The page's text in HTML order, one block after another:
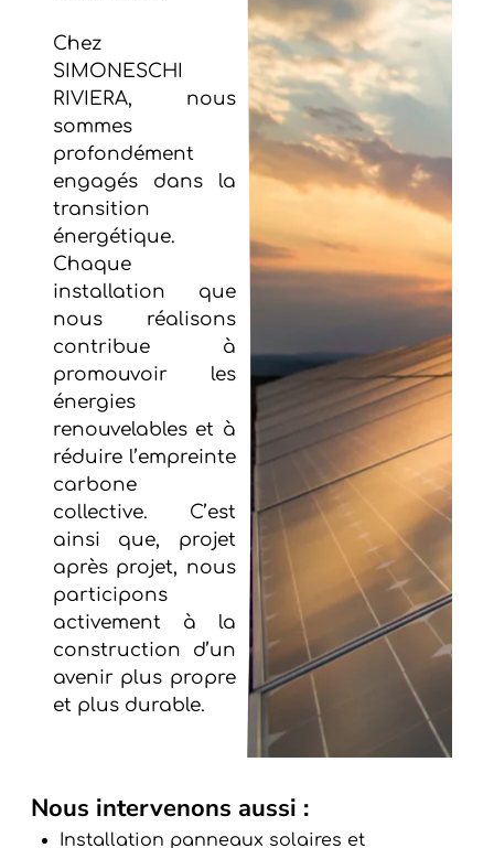
Chez
SIMONESCHI
RIVIERA, nous
sommes
profondément
engagés dans la
transition
énergétique.
Chaque
installation que
nous réalisons
contribue à
promouvoir les
énergies
renouvelables et à
réduire l’empreinte
carbone
collective. C’est
ainsi que, projet
après projet, nous
participons
activement à la
construction d’un
avenir plus propre
et plus durable.
Nous intervenons aussi :
Installation panneaux solaires et